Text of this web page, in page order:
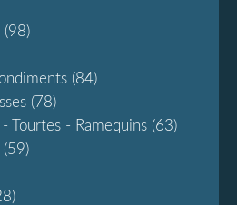
(98)
(84)
(78)
Tourtes - Ramequins (63)
(59)